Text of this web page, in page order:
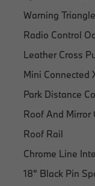
Warning Triangle
Radio Control
Leather Cross
Mini Connected
Park Distance
Roof And Mirror
Roof Rail
Chrome Line
18" Black Pin